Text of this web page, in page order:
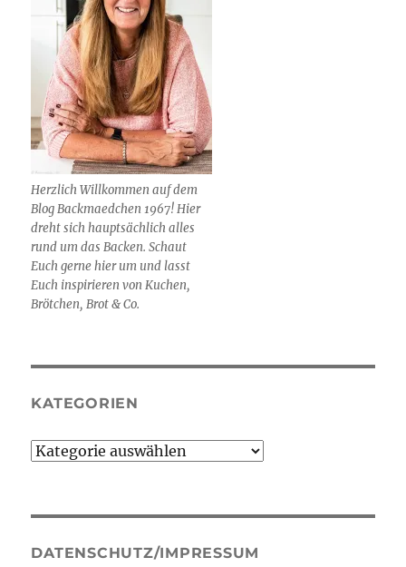
Herzlich Willkommen auf dem
Blog Backmaedchen 1967! Hier
dreht sich hauptsächlich alles
rund um das Backen. Schaut
Euch gerne hier um und lasst
Euch inspirieren von Kuchen,
Brötchen, Brot & Co.
KATEGORIEN
Kategorien
DATENSCHUTZ/IMPRESSUM